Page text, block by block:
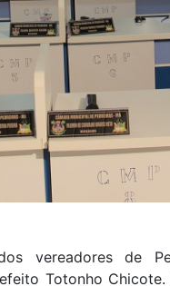
vereadores de
Totonho